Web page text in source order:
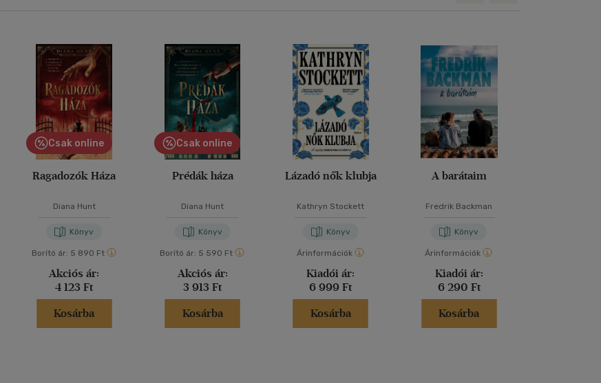
Csak online
Ragadozók Háza
Diana Hunt
Könyv
Borító ár: 5 890 Ft
Akciós ár:
4 123 Ft
Kosárba
Csak online
Prédák háza
Diana Hunt
Könyv
Borító ár: 5 590 Ft
Akciós ár:
3 913 Ft
Kosárba
Lázadó nők klubja
Kathryn Stockett
Könyv
Árinformációk
Kiadói ár:
6 999 Ft
Kosárba
A barátaim
Fredrik Backman
Könyv
Árinformációk
Kiadói ár:
6 290 Ft
Kosárba